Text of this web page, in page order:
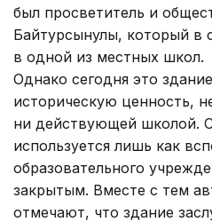
был просветитель и
Байтурсынулы, который в
в одной из местных школ.
Однако сегодня это
историческую ценность,
ни действующей школой.
используется лишь как
образовательного
закрытым. Вместе с тем
отмечают, что здание